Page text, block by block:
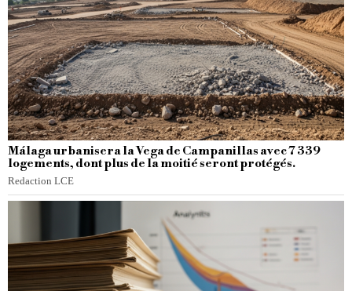
Málaga urbanisera la Vega de Campanillas avec 7 339
logements, dont plus de la moitié seront protégés.
Redaction LCE